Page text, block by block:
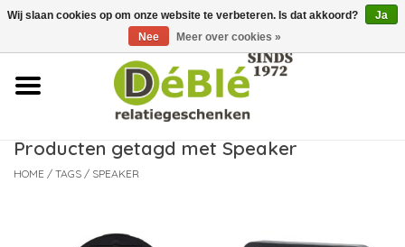
Over ons
Contact
Nieuws
Producten getagd met Speaker
HOME / TAGS / SPEAKER
Wij slaan cookies op om onze website te verbeteren. Is dat akkoord?
Ja
Nee
Meer over cookies »